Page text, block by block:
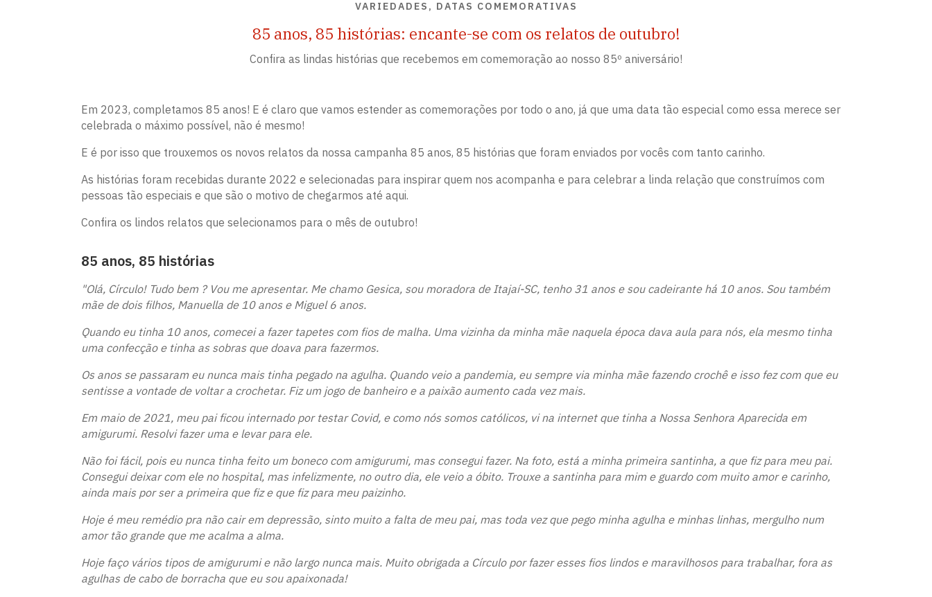
VARIEDADES, DATAS COMEMORATIVAS
85 anos, 85 histórias: encante-se com os relatos de outubro!
Confira as lindas histórias que recebemos em comemoração ao nosso 85º aniversário!
Em 2023, completamos 85 anos! E é claro que vamos estender as comemorações por todo o ano, já que uma data tão especial como essa merece ser
celebrada o máximo possível, não é mesmo!
E é por isso que trouxemos os novos relatos da nossa campanha 85 anos, 85 histórias que foram enviados por vocês com tanto carinho.
As histórias foram recebidas durante 2022 e selecionadas para inspirar quem nos acompanha e para celebrar a linda relação que construímos com
pessoas tão especiais e que são o motivo de chegarmos até aqui.
Confira os lindos relatos que selecionamos para o mês de outubro!
85 anos, 85 histórias
"Olá, Círculo! Tudo bem ? Vou me apresentar. Me chamo Gesica, sou moradora de Itajaí-SC, tenho 31 anos e sou cadeirante há 10 anos. Sou também
mãe de dois filhos, Manuella de 10 anos e Miguel 6 anos.
Quando eu tinha 10 anos, comecei a fazer tapetes com fios de malha. Uma vizinha da minha mãe naquela época dava aula para nós, ela mesmo tinha
uma confecção e tinha as sobras que doava para fazermos.
Os anos se passaram eu nunca mais tinha pegado na agulha. Quando veio a pandemia, eu sempre via minha mãe fazendo crochê e isso fez com que eu
sentisse a vontade de voltar a crochetar. Fiz um jogo de banheiro e a paixão aumento cada vez mais.
Em maio de 2021, meu pai ficou internado por testar Covid, e como nós somos católicos, vi na internet que tinha a Nossa Senhora Aparecida em
amigurumi. Resolvi fazer uma e levar para ele.
Não foi fácil, pois eu nunca tinha feito um boneco com amigurumi, mas consegui fazer. Na foto, está a minha primeira santinha, a que fiz para meu pai.
Consegui deixar com ele no hospital, mas infelizmente, no outro dia, ele veio a óbito. Trouxe a santinha para mim e guardo com muito amor e carinho,
ainda mais por ser a primeira que fiz e que fiz para meu paizinho.
Hoje é meu remédio pra não cair em depressão, sinto muito a falta de meu pai, mas toda vez que pego minha agulha e minhas linhas, mergulho num
amor tão grande que me acalma a alma.
Hoje faço vários tipos de amigurumi e não largo nunca mais. Muito obrigada a Círculo por fazer esses fios lindos e maravilhosos para trabalhar, fora as
agulhas de cabo de borracha que eu sou apaixonada!